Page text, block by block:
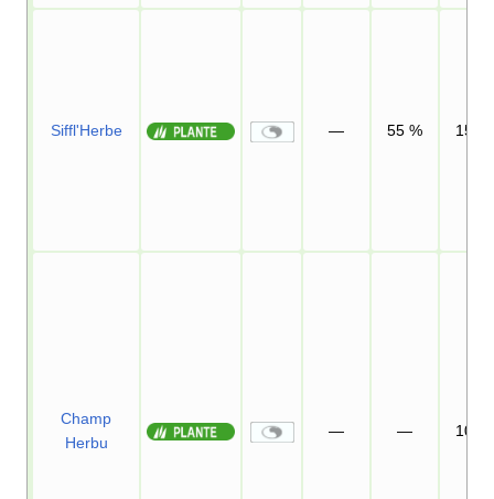
Siffl'Herbe — 55 % 15
Champ
Herbu
— — 10